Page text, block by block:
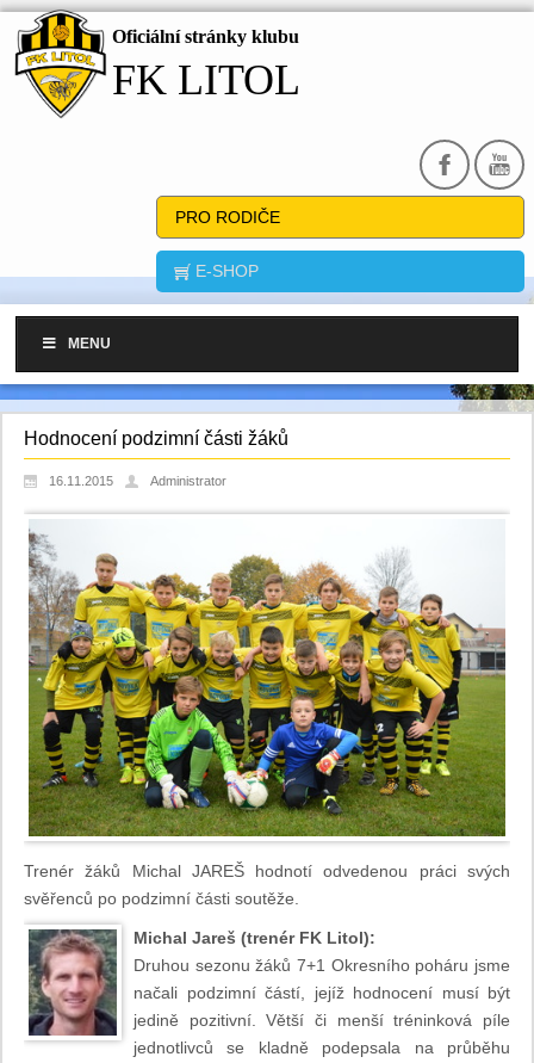
Oficiální stránky klubu
FK LITOL
PRO RODIČE
E-SHOP
MENU
Hodnocení podzimní části žáků
16.11.2015 Administrator
Trenér žáků Michal JAREŠ hodnotí odvedenou práci svých
svěřenců po podzimní části soutěže.
Michal Jareš (trenér FK Litol):
Druhou sezonu žáků 7+1 Okresního poháru jsme
načali podzimní částí, jejíž hodnocení musí být
jedině pozitivní. Větší či menší tréninková píle
jednotlivců se kladně podepsala na průběhu